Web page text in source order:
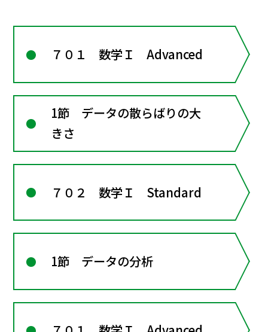
７０１ 数学Ｉ Advanced
1節 データの散らばりの大
きさ
７０２ 数学Ｉ Standard
1節 データの分析